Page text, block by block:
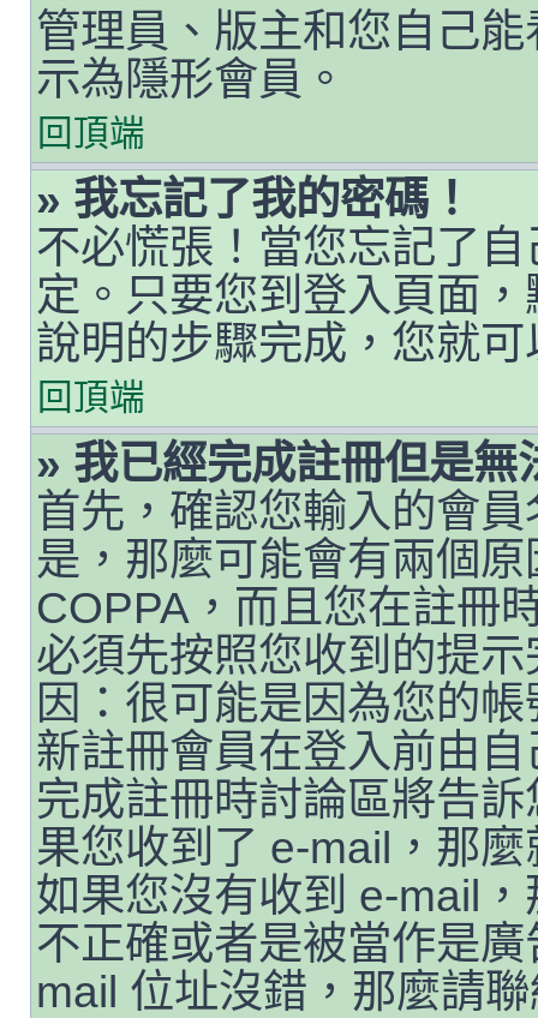
管理員、版主和您自己
示為隱形會員。
回頂端
» 我忘記了我的密碼！
不必慌張！當您忘記了
定。只要您到登入頁面
說明的步驟完成，您就
回頂端
» 我已經完成註冊但是無
首先，確認您輸入的會
是，那麼可能會有兩個
COPPA，而且您在註冊
必須先按照您收到的提
因：很可能是因為您的
新註冊會員在登入前由
完成註冊時討論區將告
果您收到了 e-mail，那
如果您沒有收到 e-mail
不正確或者是被當作是
mail 位址沒錯，那麼請